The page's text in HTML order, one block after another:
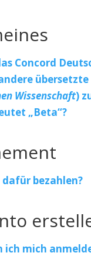
Concord
Wissenschaft)
„Beta“?
dafür bezahlen?
ich mich